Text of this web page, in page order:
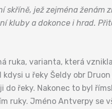
skříně, jež zejména
kluby a dokonce i hrad.
ruka, varianta, která
u řeky Šeldy obr
řeky. Nakonec to byl
ruky. Jméno Antverpy se